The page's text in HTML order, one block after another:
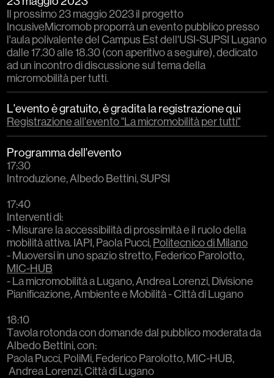
Il prossimo 23 maggio 2023 il progetto
IncusiveMicromob proporrà un evento pubblico presso
l'aula polivalente del Campus Est dell'USI-SUPSI Lugano
dalle 17.30 alle 18.30 (con aperitivo a seguire), dedicato
ad un incontro di discussione sul tema della
micromobilità per tutti.
L'evento è gratuito, è gradita la registrazione qui
Registrazione all'evento "La micromobilità per tutti"
Programma dell'evento
17:30
Introduzione, Albedo Bettini, SUPSI
17:40
Interventi di:
- Misurare la accessibilità di prossimità e il ruolo della
mobilità attiva. IAPI, Paola Pucci,Politecnico di Milano
- Muoversi in uno spazio stretto, Federico Parolotto,
MIC-HUB
- La micromobilità a Lugano, Andrea Lorenzi, Divisione
Pianificazione, Ambiente e Mobilità - Città di Lugano
18:10
Tavola rotonda con domande dal pubblico moderata da
Albedo Bettini, con:
Paola Pucci, PoliMi, Federico Parolotto, MIC-HUB,
Andrea Lorenzi, Città di Lugano